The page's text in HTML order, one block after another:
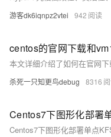
游客dk6iqnpz2vtei 942
杀死一只知更鸟debug 8316